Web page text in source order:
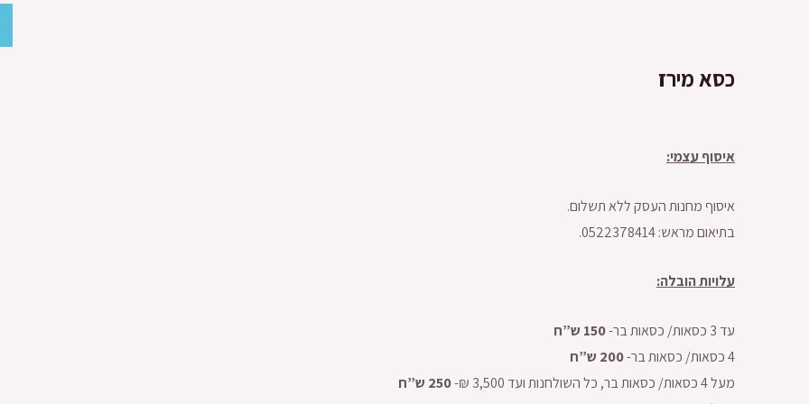
כסא מירז
איסוף עצמי:
איסוף מחנות העסק ללא תשלום.
בתיאום מראש: 0522378414.
עלויות הובלה:
עד 3 כסאות/ כסאות בר-
150 ש”ח
4 כסאות/ כסאות בר-
200 ש”ח
מעל 4 כסאות/ כסאות בר, כל השולחנות ועד 3,500 ₪-
250 ש”ח